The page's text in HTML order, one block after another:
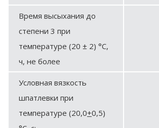
Время высыхания до
степени 3 при
температуре (20 ± 2) °C,
ч, не более
Условная вязкость
шпатлевки при
температуре (20,0+0,5)